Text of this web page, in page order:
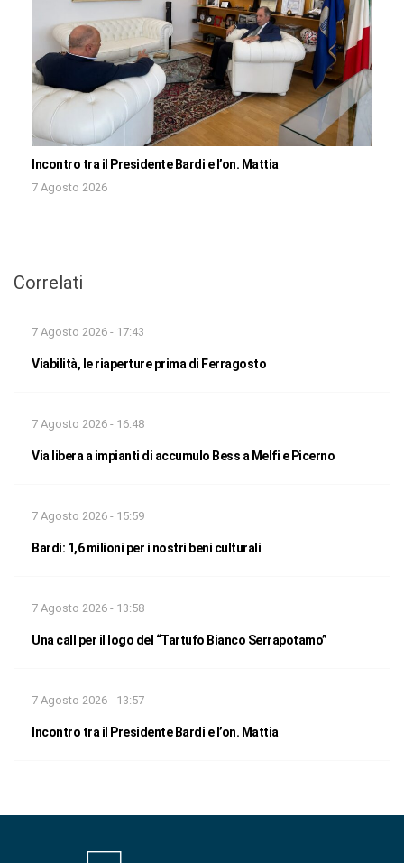
Incontro tra il Presidente Bardi e l’on. Mattia
7 Agosto 2026
Correlati
7 Agosto 2026 - 17:43
Viabilità, le riaperture prima di Ferragosto
7 Agosto 2026 - 16:48
Via libera a impianti di accumulo Bess a Melfi e Picerno
7 Agosto 2026 - 15:59
Bardi: 1,6 milioni per i nostri beni culturali
7 Agosto 2026 - 13:58
Una call per il logo del “Tartufo Bianco Serrapotamo”
7 Agosto 2026 - 13:57
Incontro tra il Presidente Bardi e l’on. Mattia